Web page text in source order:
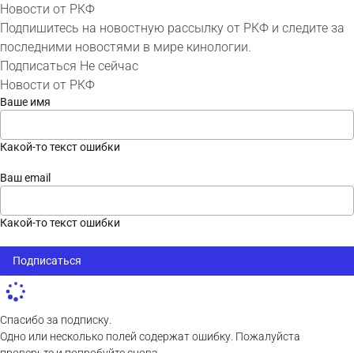
Новости от РКФ
Подпишитесь на новостную рассылку от РКФ и следите за
последними новостями в мире кинологии.
Подписаться Не сейчас
Новости от РКФ
Ваше имя
Какой-то текст ошибки
Ваш email
Какой-то текст ошибки
Подписаться
Спасибо за подписку.
Одно или несколько полей содержат ошибку. Пожалуйста